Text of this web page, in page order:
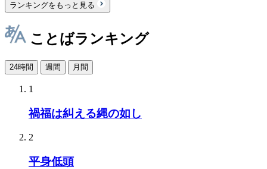
ランキングをもっと見る
ことばランキング
24時間 週間 月間
1
禍福は糾える縄の如し
2
平身低頭